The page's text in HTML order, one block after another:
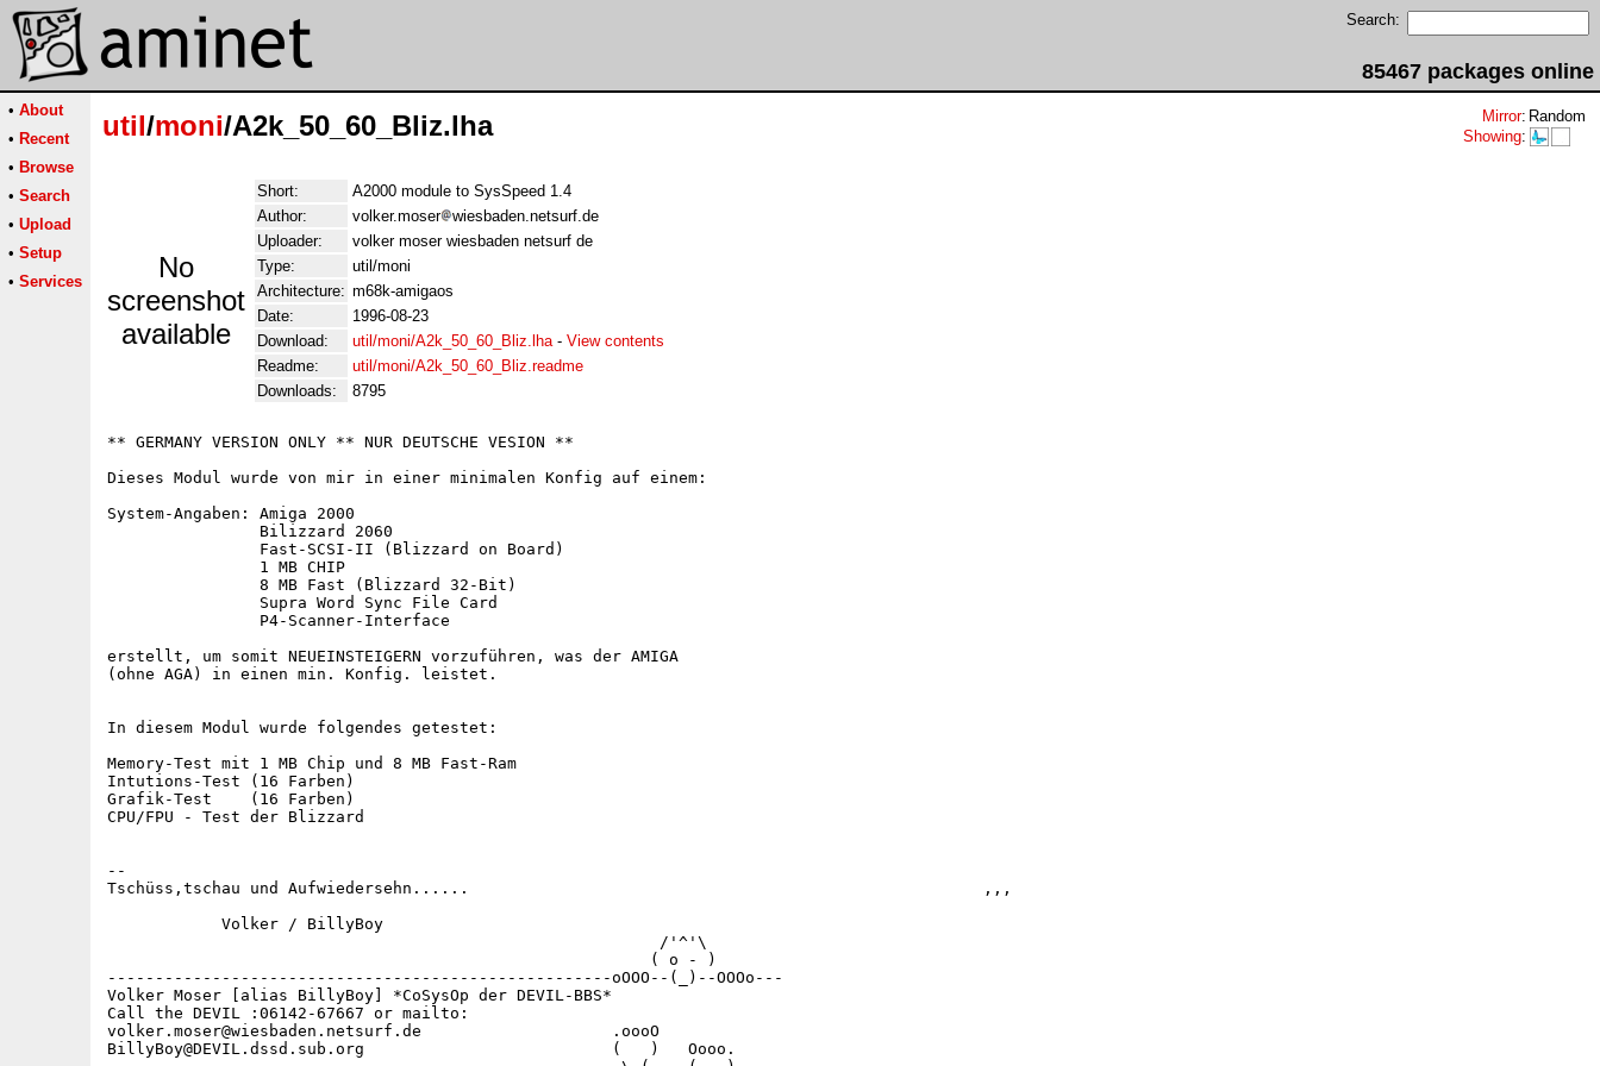
Search:
85467 packages online
• About
• Recent
• Browse
• Search
• Upload
• Setup
• Services
util/moni/A2k_50_60_Bliz.lha Mirror: Random
Showing:
No
screenshot
available
Short:
A2000 module to SysSpeed 1.4
Author:
volker.moser
wiesbaden.netsurf.de
Uploader:
volker moser wiesbaden netsurf de
Type:
util/moni
Architecture: m68k-amigaos
Date:
1996-08-23
Download:
util/moni/A2k_50_60_Bliz.lha- View contents
Readme:
util/moni/A2k_50_60_Bliz.readme
Downloads:
8795
** GERMANY VERSION ONLY ** NUR DEUTSCHE VESION **
Dieses Modul wurde von mir in einer minimalen Konfig auf einem:
System-Angaben: Amiga 2000
                Bilizzard 2060
                Fast-SCSI-II (Blizzard on Board)
                1 MB CHIP
                8 MB Fast (Blizzard 32-Bit)
                Supra Word Sync File Card
                P4-Scanner-Interface
erstellt, um somit NEUEINSTEIGERN vorzuführen, was der AMIGA
(ohne AGA) in einen min. Konfig. leistet.
In diesem Modul wurde folgendes getestet:
Memory-Test mit 1 MB Chip und 8 MB Fast-Ram
Intutions-Test (16 Farben)
Grafik-Test    (16 Farben)
CPU/FPU - Test der Blizzard
--
Tschüss,tschau und Aufwiedersehn......                                                      ,,,
            Volker / BillyBoy
                                                          /'^'\
                                                         ( o - )
-----------------------------------------------------oOOO--(_)--OOOo---
Volker Moser [alias BillyBoy] *CoSysOp der DEVIL-BBS*
Call the DEVIL :06142-67667 or mailto:
volker.moser@wiesbaden.netsurf.de                    .oooO
BillyBoy@DEVIL.dssd.sub.org                          (   )   Oooo.